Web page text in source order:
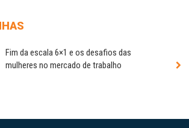
Fim da escala 6×1 e os desafios das
mulheres no mercado de trabalho